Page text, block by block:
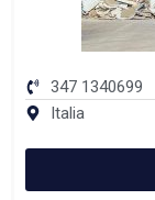
347 1340699
Italia